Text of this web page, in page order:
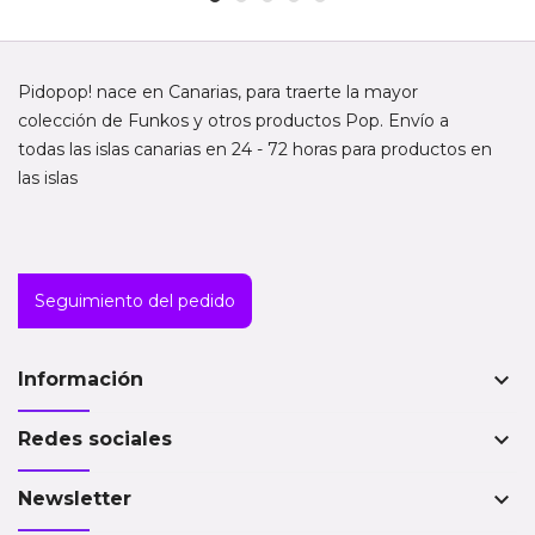
Pidopop! nace en Canarias, para traerte la mayor
colección de Funkos y otros productos Pop. Envío a
todas las islas canarias en 24 - 72 horas para productos en
las islas
Seguimiento del pedido
Información keyboard_arrow_down
Redes sociales keyboard_arrow_down
Newsletter keyboard_arrow_down